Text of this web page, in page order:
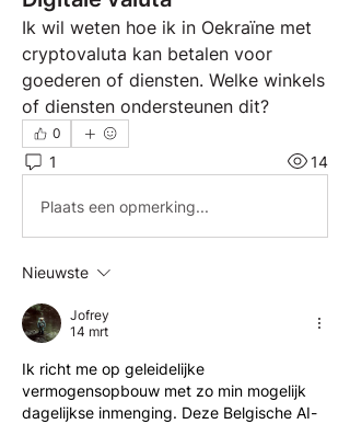
Ik wil weten hoe ik in Oekraïne met
cryptovaluta kan betalen voor
goederen of diensten. Welke winkels
of diensten ondersteunen dit?
0
1 14
Plaats een opmerking...
Nieuwste
Jofrey
14 mrt
Ik richt me op geleidelijke
vermogensopbouw met zo min mogelijk
dagelijkse inmenging. Deze Belgische AI-